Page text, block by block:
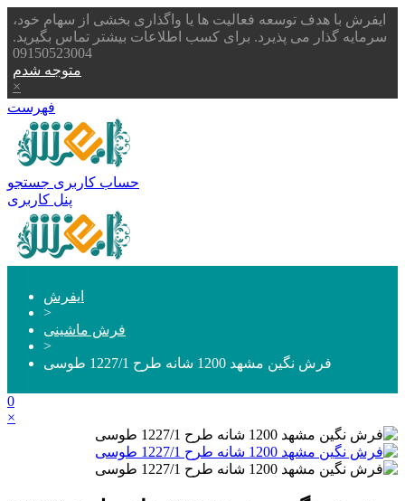
ایفرش با هدف توسعه فعالیت ها یا واگذاری بخشی از سهام خود،
سرمایه گذار می پذیرد. برای کسب اطلاعات بیشتر تماس بگیرید.
09150523004
متوجه شدم
×
فهرست
حساب کاربری جستجو
پنل کاربری
ایفرش
>
فرش ماشینی
>
فرش نگین مشهد 1200 شانه طرح 1227/1 طوسی
0
×